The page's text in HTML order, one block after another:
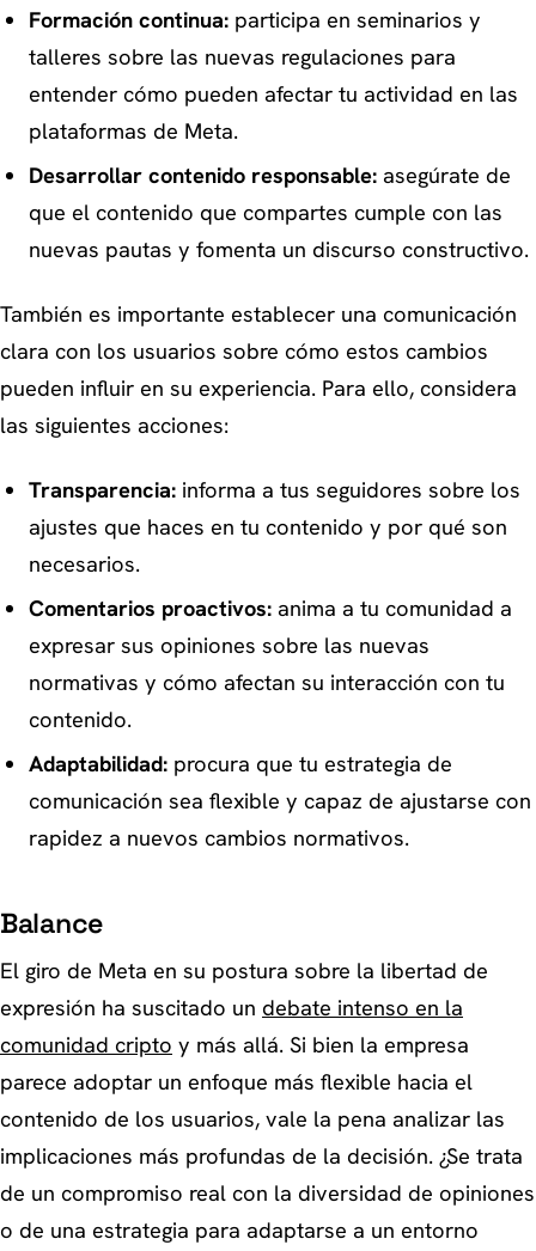
Formación continua:participa en seminarios y
talleres sobre las nuevas regulaciones para
entender cómo pueden afectar tu actividad en las
plataformas de Meta.
Desarrollar contenido responsable:asegúrate de
que el contenido que compartes cumple con las
nuevas pautas y fomenta un discurso constructivo.
También es importante establecer una comunicación
clara con los usuarios sobre cómo estos cambios
pueden influir en su experiencia. Para ello, considera
las siguientes acciones:
Transparencia:informa a tus seguidores sobre los
ajustes que haces en tu contenido y por qué son
necesarios.
Comentarios proactivos:anima a tu comunidad a
expresar sus opiniones sobre las nuevas
normativas y cómo afectan su interacción con tu
contenido.
Adaptabilidad:procura que tu estrategia de
comunicación sea flexible y capaz de ajustarse con
rapidez a nuevos cambios normativos.
Balance
El giro de Meta en su postura sobre la libertad de
expresión ha suscitado un debate intenso en la
comunidad cripto y más allá. Si bien la empresa
parece adoptar un enfoque más flexible hacia el
contenido de los usuarios, vale la pena analizar las
implicaciones más profundas de la decisión. ¿Se trata
de un compromiso real con la diversidad de opiniones
o de una estrategia para adaptarse a un entorno